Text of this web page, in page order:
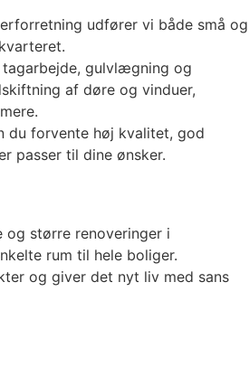
udfører vi både små og
gulvlægning og
af døre og vinduer,
du forvente høj kvalitet, god
passer til dine ønsker.
og større renoveringer i
rum til hele boliger.
og giver det nyt liv med sans